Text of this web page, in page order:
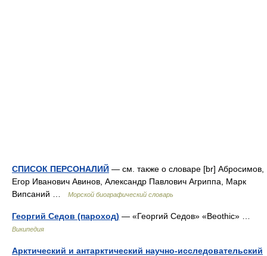
СПИСОК ПЕРСОНАЛИЙ — см. также о словаре [br] Абросимов,
Егор Иванович Авинов, Александр Павлович Агриппа, Марк
Випсаний …
Морской биографический словарь
Георгий Седов (пароход) — «Георгий Седов» «Beothic» …
Википедия
Арктический и антарктический научно-исследовательский